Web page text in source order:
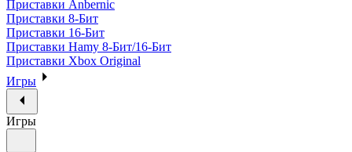
Приставки Anbernic
Приставки 8-Бит
Приставки 16-Бит
Приставки Hamy 8-Бит/16-Бит
Приставки Xbox Original
Игры
Игры